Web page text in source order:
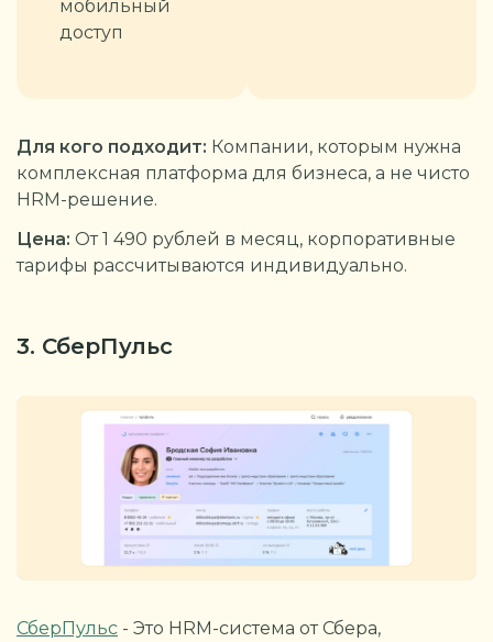
мобильный
доступ
Для кого подходит: Компании, которым нужна
комплексная платформа для бизнеса, а не чисто
HRM-решение.
Цена: От 1 490 рублей в месяц, корпоративные
тарифы рассчитываются индивидуально.
3. СберПульс
СберПульс - Это HRM-система от Сбера,